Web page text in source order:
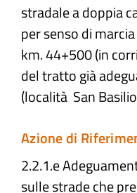
stradale a doppia
per senso di
km. 44+500 (in
del tratto già
(località San
Azione di
2.2.1.e
sulle strade che